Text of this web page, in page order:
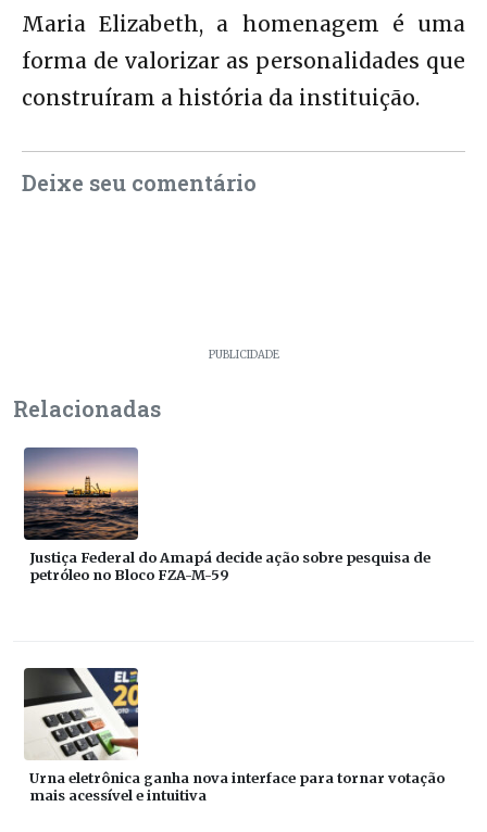
Maria Elizabeth, a homenagem é uma
forma de valorizar as personalidades que
construíram a história da instituição.
Deixe seu comentário
PUBLICIDADE
Relacionadas
Justiça Federal do Amapá decide ação sobre pesquisa de
petróleo no Bloco FZA-M-59
Urna eletrônica ganha nova interface para tornar votação
mais acessível e intuitiva